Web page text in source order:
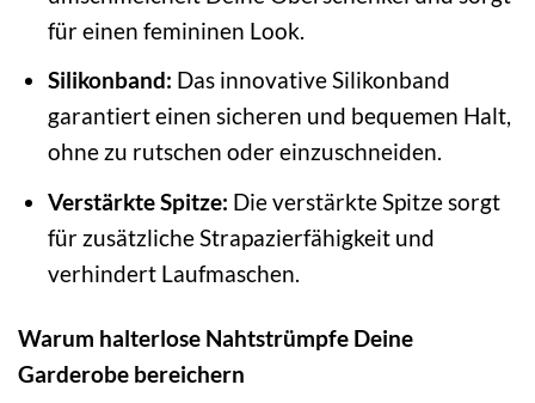
für einen femininen Look.
Silikonband: Das innovative Silikonband
garantiert einen sicheren und bequemen Halt,
ohne zu rutschen oder einzuschneiden.
Verstärkte Spitze: Die verstärkte Spitze sorgt
für zusätzliche Strapazierfähigkeit und
verhindert Laufmaschen.
Warum halterlose Nahtstrümpfe Deine
Garderobe bereichern